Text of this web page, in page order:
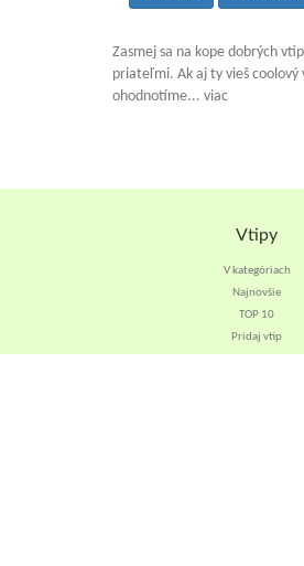
Zasmej sa na kope dobrých
priateľmi. Ak aj ty vieš
ohodnotíme... viac
Vtipy
V kategóriach
Najnovšie
TOP 10
Pridaj vtip